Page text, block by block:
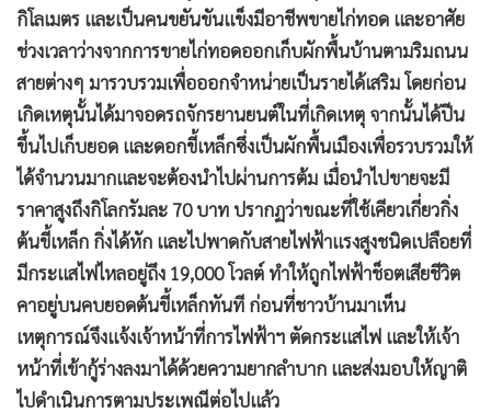
• หุ้น
• อินโดจีน
• กองทุนรวม
• Celeb Online
• Factcheck
• ญี่ปุ่น
• News1
• Gotomanager
กิโลเมตร และเป็นคนขยันขันแข็งมีอาชีพขายไก่ทอด และอาศัย
ช่วงเวลาว่างจากการขายไก่ทอดออกเก็บผักพื้นบ้านตามริมถนน
สายต่างๆ มารวบรวมเพื่อออกจำหน่ายเป็นรายได้เสริม โดยก่อน
เกิดเหตุนั้นได้มาจอดรถจักรยานยนต์ในที่เกิดเหตุ จากนั้นได้ปีน
ขึ้นไปเก็บยอด และดอกขี้เหล็กซึ่งเป็นผักพื้นเมืองเพื่อรวบรวมให้
ได้จำนวนมากและจะต้องนำไปผ่านการต้ม เมื่อนำไปขายจะมี
ราคาสูงถึงกิโลกรัมละ 70 บาท ปรากฏว่าขณะที่ใช้เคียวเกี่ยวกิ่ง
ต้นขี้เหล็ก กิ่งได้หัก และไปพาดกับสายไฟฟ้าแรงสูงชนิดเปลือยที่
มีกระแสไฟไหลอยู่ถึง 19,000 โวลต์ ทำให้ถูกไฟฟ้าช็อตเสียชีวิต
คาอยู่บนคบยอดต้นขี้เหล็กทันที ก่อนที่ชาวบ้านมาเห็น
เหตุการณ์จึงแจ้งเจ้าหน้าที่การไฟฟ้าฯ ตัดกระแสไฟ และให้เจ้า
หน้าที่เข้ากู้ร่างลงมาได้ด้วยความยากลำบาก และส่งมอบให้ญาติ
ไปดำเนินการตามประเพณีต่อไปแล้ว